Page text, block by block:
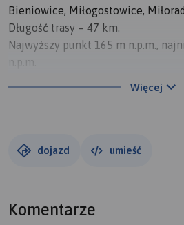
Bieniowice, Miłogostowice,
Długość trasy – 47 km.
Najwyższy punkt 165 m n.p.m.,
n.p.m.
Wrzosową. Przejeżdżamy przez
łączącej Osiek z Chróstnikiem.
kierujemy się w lewo i zaraz w
Więcej
dojazd umieść
Komentarze